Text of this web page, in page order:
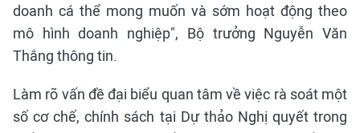
doanh cá thể mong muốn và sớm hoạt động theo
mô hình doanh nghiệp", Bộ trưởng Nguyễn Văn
Thắng thông tin.
Làm rõ vấn đề đại biểu quan tâm về việc rà soát một
số cơ chế, chính sách tại Dự thảo Nghị quyết trong